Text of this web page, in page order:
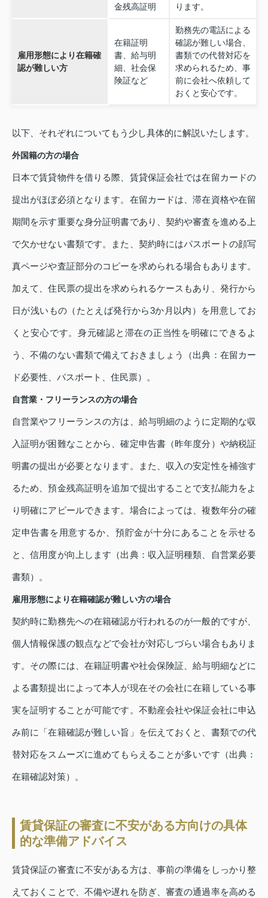
金残高証明
ります。
雇用形態により在籍確
認が難しい方
在籍証明
書、給与明
細、社会保
険証など
勤務先の電話による
確認が難しい場合、
書類での代替対応を
求められるため、事
前に会社へ依頼して
おくと安心です。
以下、それぞれについてもう少し具体的に解説いたします。
外国籍の方の場合
日本で賃貸物件を借りる際、賃貸保証会社では在留カードの
提出がほぼ必須となります。在留カードは、滞在資格や在留
期間を示す重要な身分証明書であり、契約や審査を進める上
で欠かせない書類です。また、契約時にはパスポートの顔写
真ページや査証部分のコピーを求められる場合もあります。
加えて、住民票の提出を求められるケースもあり、発行から
日が浅いもの（たとえば発行から3か月以内）を用意してお
くと安心です。身元確認と滞在の正当性を明確にできるよ
う、不備のない書類で備えておきましょう（出典：在留カー
ド必要性、パスポート、住民票）。
自営業・フリーランスの方の場合
自営業やフリーランスの方は、給与明細のように定期的な収
入証明が困難なことから、確定申告書（昨年度分）や納税証
明書の提出が必要となります。また、収入の安定性を補強す
るため、預金残高証明を追加で提出することで支払能力をよ
り明確にアピールできます。場合によっては、複数年分の確
定申告書を用意するか、預貯金が十分にあることを示せる
と、信用度が向上します（出典：収入証明種類、自営業必要
書類）。
雇用形態により在籍確認が難しい方の場合
契約時に勤務先への在籍確認が行われるのが一般的ですが、
個人情報保護の観点などで会社が対応しづらい場合もありま
す。その際には、在籍証明書や社会保険証、給与明細などに
よる書類提出によって本人が現在その会社に在籍している事
実を証明することが可能です。不動産会社や保証会社に申込
み前に「在籍確認が難しい旨」を伝えておくと、書類での代
替対応をスムーズに進めてもらえることが多いです（出典：
在籍確認対策）。
賃貸保証の審査に不安がある方向けの具体
的な準備アドバイス
賃貸保証の審査に不安がある方は、事前の準備をしっかり整
えておくことで、不備や遅れを防ぎ、審査の通過率を高める